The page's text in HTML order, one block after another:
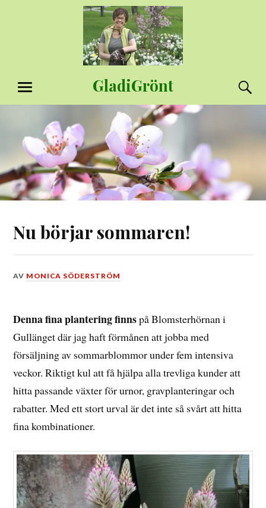
GladiGrönt
MENY
Nu börjar sommaren!
DEN
2014
AV MONICA SÖDERSTRÖM
Denna fina plantering finnspå Blomsterhörnan i
Gullänget där jag haft förmånen att jobba med
försäljning av sommarblommor under fem intensiva
veckor. Riktigt kul att få hjälpa alla trevliga kunder att
hitta passande växter för urnor, gravplanteringar och
rabatter. Med ett stort urval är det inte så svårt att hitta
fina kombinationer.